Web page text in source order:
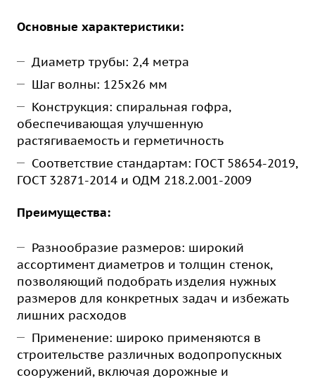
Основные характеристики:
Диаметр трубы: 2,4 метра
Шаг волны: 125х26 мм
Конструкция: спиральная гофра,
обеспечивающая улучшенную
растягиваемость и герметичность
Соответствие стандартам: ГОСТ 58654-2019,
ГОСТ 32871-2014 и ОДМ 218.2.001-2009
Преимущества:
Разнообразие размеров: широкий
ассортимент диаметров и толщин стенок,
позволяющий подобрать изделия нужных
размеров для конкретных задач и избежать
лишних расходов
Применение: широко применяются в
строительстве различных водопропускных
сооружений, включая дорожные и